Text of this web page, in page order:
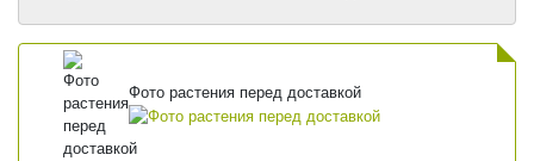
Фото растения перед доставкой